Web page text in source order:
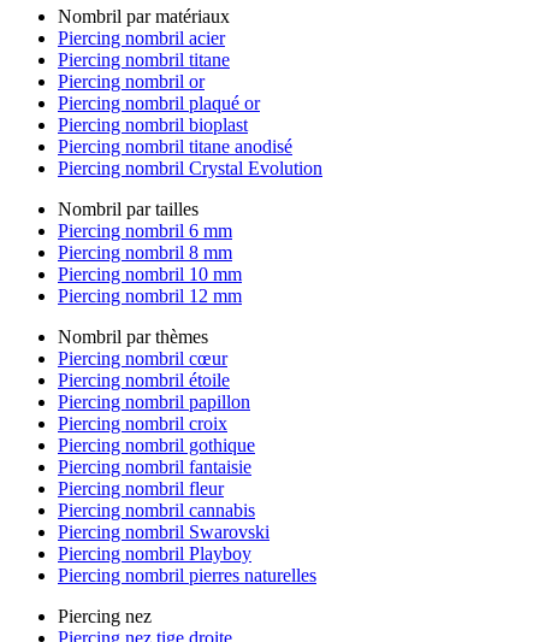
Nombril par matériaux
Piercing nombril acier
Piercing nombril titane
Piercing nombril or
Piercing nombril plaqué or
Piercing nombril bioplast
Piercing nombril titane anodisé
Piercing nombril Crystal Evolution
Nombril par tailles
Piercing nombril 6 mm
Piercing nombril 8 mm
Piercing nombril 10 mm
Piercing nombril 12 mm
Nombril par thèmes
Piercing nombril cœur
Piercing nombril étoile
Piercing nombril papillon
Piercing nombril croix
Piercing nombril gothique
Piercing nombril fantaisie
Piercing nombril fleur
Piercing nombril cannabis
Piercing nombril Swarovski
Piercing nombril Playboy
Piercing nombril pierres naturelles
Piercing nez
Piercing nez tige droite